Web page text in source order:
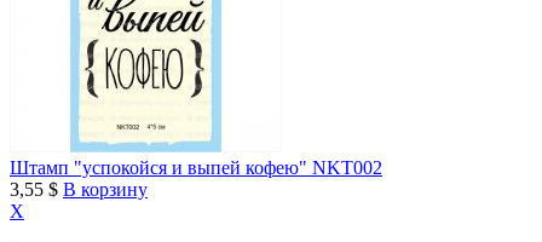
Штамп "успокойся и выпей кофею" NKT002
3,55 $ В корзину
X